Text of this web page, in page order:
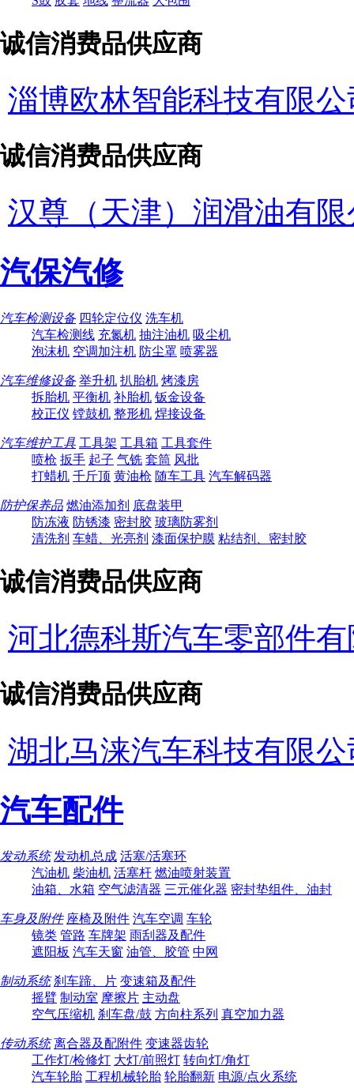
诚信消费品供应商
淄博欧林智能科技有限公
诚信消费品供应商
汉尊（天津）润滑油有
汽保汽修
汽车检测设备 四轮定位仪 洗车机
汽车检测线 充氮机 抽注油机 吸尘机
泡沫机 空调加注机 防尘罩 喷雾器
汽车维修设备 举升机 扒胎机 烤漆房
拆胎机 平衡机 补胎机 钣金设备
校正仪 镗鼓机 整形机 焊接设备
汽车维护工具 工具架 工具箱 工具套件
喷枪 扳手 起子 气铣 套筒 风批
打蜡机 千斤顶 黄油枪 随车工具 汽车解码器
防护保养品 燃油添加剂 底盘装甲
防冻液 防锈漆 密封胶 玻璃防雾剂
清洗剂 车蜡、光亮剂 漆面保护膜 粘结剂、密封胶
诚信消费品供应商
河北德科斯汽车零部件
诚信消费品供应商
湖北马涞汽车科技有限公
汽车配件
发动系统 发动机总成 活塞/活塞环
汽油机 柴油机 活塞杆 燃油喷射装置
油箱、水箱 空气滤清器 三元催化器 密封垫组件、油封
车身及附件 座椅及附件 汽车空调 车轮
镜类 管路 车牌架 雨刮器及配件
遮阳板 汽车天窗 油管、胶管 中网
制动系统 刹车蹄、片 变速箱及配件
摇臂 制动室 摩擦片 主动盘
空气压缩机 刹车盘/鼓 方向柱系列 真空加力器
传动系统 离合器及配附件 变速器齿轮
工作灯/检修灯 大灯/前照灯 转向灯/角灯
汽车轮胎 工程机械轮胎 轮胎翻新 电源/点火系统